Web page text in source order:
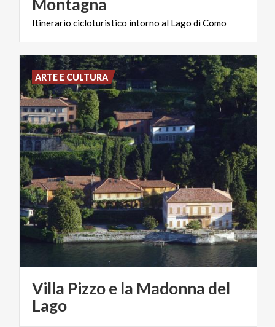
Montagna
Itinerario cicloturistico intorno al Lago diComo
Villa Pizzo e la Madonna del
Lago
ARTE E CULTURA